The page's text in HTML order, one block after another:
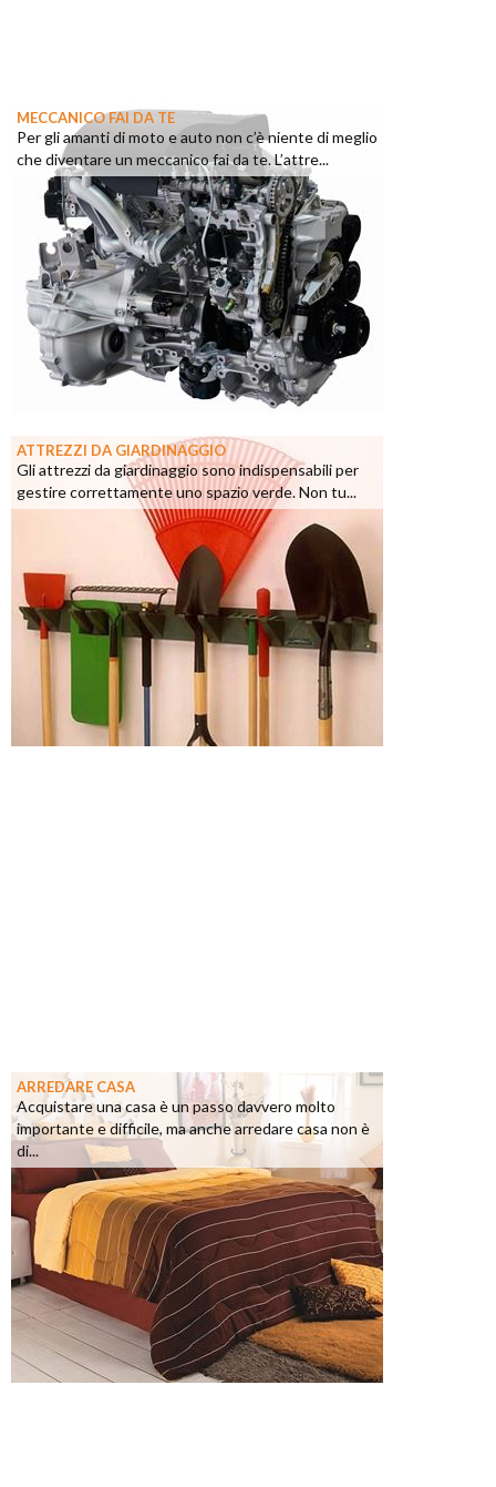
MECCANICO FAI DA TE
Per gli amanti di moto e auto non c’è niente di meglio
che diventare un meccanico fai da te. L’attre...
ATTREZZI DA GIARDINAGGIO
Gli attrezzi da giardinaggio sono indispensabili per
gestire correttamente uno spazio verde. Non tu...
ARREDARE CASA
Acquistare una casa è un passo davvero molto
importante e difficile, ma anche arredare casa non è
di...